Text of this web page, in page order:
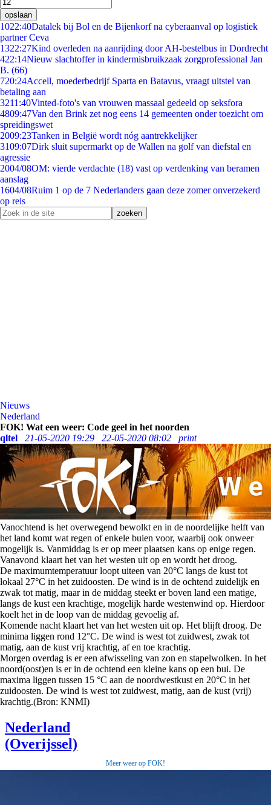
opslaan
1022:40Datalek bij Bol en de Bijenkorf na cyberaanval op logistiek
partner Ceva
1322:27Kind overleden na aanrijding door AH-bestelbus in Dordrecht
422:14Nieuw slachtoffer in kindermisbruikzaak zorgprofessional Jan
B. (66)
720:24Accell, moederbedrijf Sparta en Batavus, vraagt uitstel van
betaling aan
3211:40Vinted-foto's van vrouwen massaal gedeeld op seksfora
4809:47Van den Brink zet nog eens 14 gemeenten onder toezicht om
spreidingswet
2009:23Tanken in België wordt nóg aantrekkelijker
3109:07Dirk sluit supermarkt op de Wallen na golf van diefstal en
agressie
2004/08OM: vierde verdachte (18) vast op verdenking van beramen
aanslag
1604/08Ruim 1 op de 7 Nederlanders gaan deze zomer onverzekerd
op reis
Nieuws
Nederland
FOK! Wat een weer: Code geel in het noorden
qltel
21-05-2020 19:29 22-05-2020 08:02 print
Vanochtend is het overwegend bewolkt en in de noordelijke helft van
het land komt wat regen of enkele buien voor, waarbij ook onweer
mogelijk is. Vanmiddag is er op meer plaatsen kans op enige regen.
Vanavond klaart het van het westen uit op en wordt het droog.
De maximumtemperatuur loopt uiteen van 20°C langs de kust tot
lokaal 27°C in het zuidoosten. De wind is in de ochtend zuidelijk en
zwak tot matig, maar in de middag steekt er boven land een matige,
langs de kust een krachtige, mogelijk harde westenwind op. Hierdoor
koelt het in de loop van de middag gevoelig af.
Komende nacht klaart het van het westen uit op. Het blijft droog. De
minima liggen rond 12°C. De wind is west tot zuidwest, zwak tot
matig, aan de kust vrij krachtig, af en toe krachtig.
Morgen overdag is er een afwisseling van zon en stapelwolken. In het
noord(oost)en is er in de ochtend een kleine kans op een bui. De
maxima liggen tussen 15 °C aan de noordwestkust en 20°C in het
zuidoosten. De wind is west tot zuidwest, matig, aan de kust (vrij)
krachtig.(Bron: KNMI)
Meer weer op FOK!